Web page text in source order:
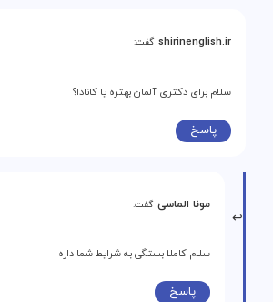
shirinenglish.ir گفت:
سلام برای دکتری آلمان بهتره یا کانادا؟
پاسخ
مونا الماسی گفت:
سلام کاملا بستگی به شرایط شما داره
پاسخ